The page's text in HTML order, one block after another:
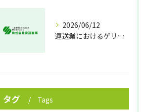
2026/06/12
運送業におけるゲリラ豪雨対策の実践法
タグ Tags